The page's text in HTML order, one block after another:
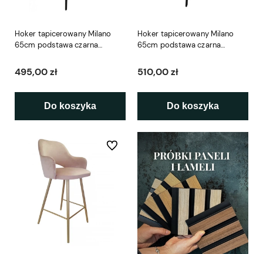
Hoker tapicerowany Milano
65cm podstawa czarna
495,00 zł
Do koszyka
Hoker tapicerowany Milano
65cm podstawa czarna
510,00 zł
Do koszyka
Do ulubionych